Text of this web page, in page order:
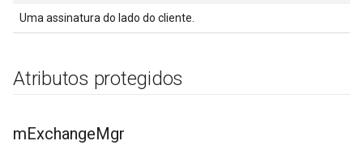
Uma assinatura do lado do cliente.
Atributos protegidos
mExchangeMgr